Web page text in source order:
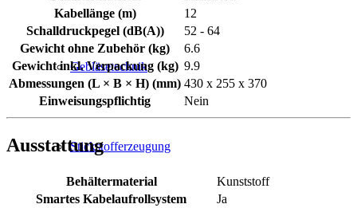
Gebläsetechnik
Stickstofferzeugung
Kabellänge (m)
12
Schalldruckpegel (dB(A))
52 - 64
Gewicht ohne Zubehör (kg)
6.6
Gewicht inkl. Verpackung (kg) 9.9
Abmessungen (L × B × H) (mm) 430 x 255 x 370
Einweisungspflichtig
Nein
Ausstattung
Behältermaterial
Kunststoff
Smartes Kabelaufrollsystem
Ja